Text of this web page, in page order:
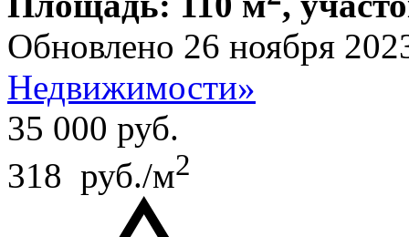
Обновлено 26 ноября
Недвижимости»
35 000 руб.
318 руб./м2